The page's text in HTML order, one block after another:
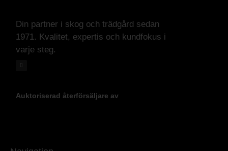
Din partner i skog och trädgård sedan
1971. Kvalitet, expertis och kundfokus i
varje steg.
Auktoriserad återförsäljare av